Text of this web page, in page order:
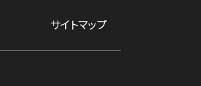
サイトマップ